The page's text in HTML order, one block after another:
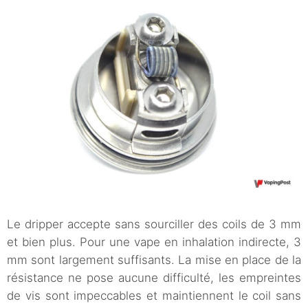
Le dripper accepte sans sourciller des coils de 3 mm
et bien plus. Pour une vape en inhalation indirecte, 3
mm sont largement suffisants. La mise en place de la
résistance ne pose aucune difficulté, les empreintes
de vis sont impeccables et maintiennent le coil sans